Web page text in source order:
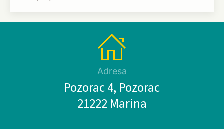
Adresa
Pozorac 4, Pozorac
21222 Marina